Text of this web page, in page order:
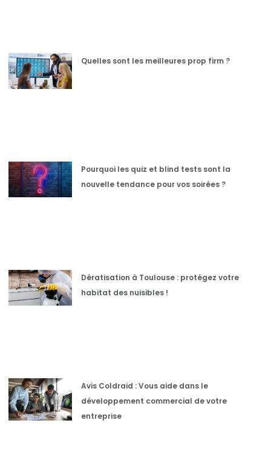
Quelles sont les meilleures prop firm ?
Pourquoi les quiz et blind tests sont la
nouvelle tendance pour vos soirées ?
Dératisation à Toulouse : protégez votre
habitat des nuisibles !
Avis Coldraid : Vous aide dans le
développement commercial de votre
entreprise